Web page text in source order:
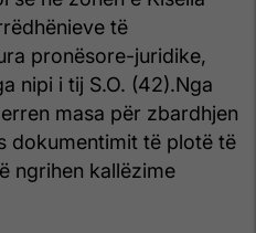
të
pronësore-juridike,
nipi i tij S.O. (42).Nga
masa për zbardhjen
dokumentimit të plotë të
ngrihen kallëzime